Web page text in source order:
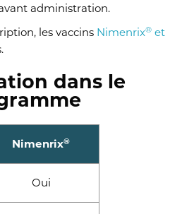
administration.
les vaccins Nimenrix® et
dans le
Nimenrix®
Oui